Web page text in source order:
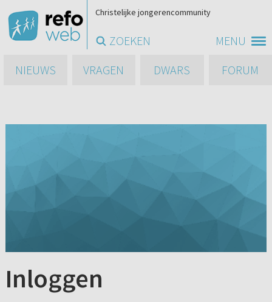
MENU
Christelijke jongerencommunity
ZOEKEN
NIEUWS
VRAGEN DWARS FORUM
Inloggen